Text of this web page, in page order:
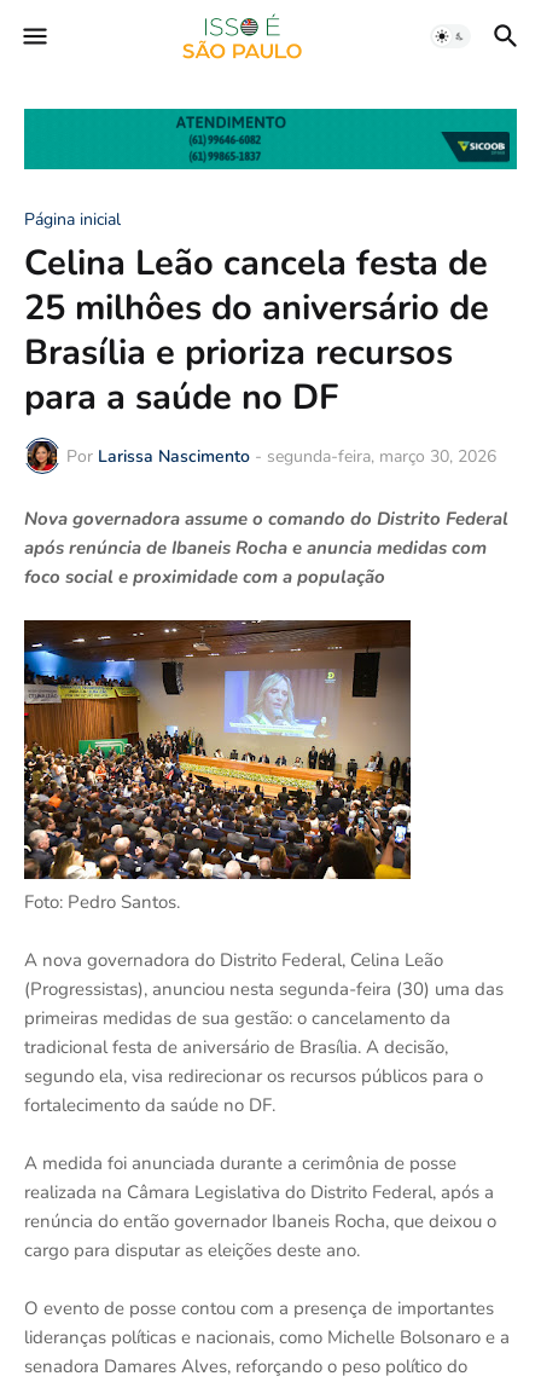
Página inicial
Celina Leão cancela festa de
25 milhôes do aniversário de
Brasília e prioriza recursos
para a saúde no DF
Por Larissa Nascimento - segunda-feira, março 30, 2026
Nova governadora assume o comando do Distrito Federal
após renúncia de Ibaneis Rocha e anuncia medidas com
foco social e proximidade com a população
Foto: Pedro Santos.
A nova governadora do Distrito Federal, Celina Leão
(Progressistas), anunciou nesta segunda-feira (30) uma das
primeiras medidas de sua gestão: o cancelamento da
tradicional festa de aniversário de Brasília. A decisão,
segundo ela, visa redirecionar os recursos públicos para o
fortalecimento da saúde no DF.
A medida foi anunciada durante a cerimônia de posse
realizada na Câmara Legislativa do Distrito Federal, após a
renúncia do então governador Ibaneis Rocha, que deixou o
cargo para disputar as eleições deste ano.
O evento de posse contou com a presença de importantes
lideranças políticas e nacionais, como Michelle Bolsonaro e a
senadora Damares Alves, reforçando o peso político do